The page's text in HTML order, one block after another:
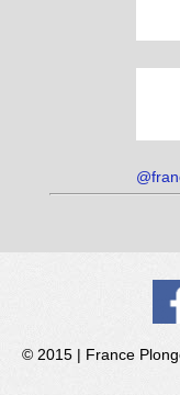
© 2015 | France